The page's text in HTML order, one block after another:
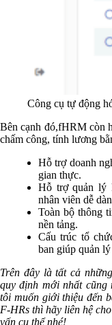
Công cụ tự động
Bên cạnh đó,fHRM còn
chấm công, tính lương
Hỗ trợ doanh
gian thực.
Hỗ trợ quản lý
nhân viên dễ
Toàn bộ thông
nền tảng.
Cấu trúc tổ
ban giúp quản
Trên đây là tất cả
quy định mới nhất cũng
tôi muốn giới thiệu đến
F-HRs thì hãy liên hệ
vấn cụ thể nhé!